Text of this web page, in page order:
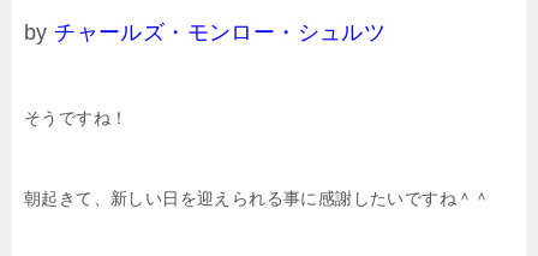
by チャールズ・モンロー・シュルツ
そうですね！
朝起きて、新しい日を迎えられる事に感謝したいですね＾＾